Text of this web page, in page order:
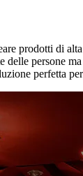
prodotti di
delle persone
perfetta